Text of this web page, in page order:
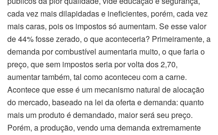
cada vez mais dilapidadas e ineficientes, porém, cada vez
mais caras, pois os impostos só aumentam. Se esse valor
de 44% fosse zerado, o que aconteceria? Primeiramente, a
demanda por combustível aumentaria muito, o que faria o
preço, que sem impostos seria por volta dos 2,70,
aumentar também, tal como aconteceu com a carne.
Acontece que esse é um mecanismo natural de alocação
do mercado, baseado na lei da oferta e demanda: quanto
mais um produto é demandado, maior será seu preço.
Porém, a produção, vendo uma demanda extremamente